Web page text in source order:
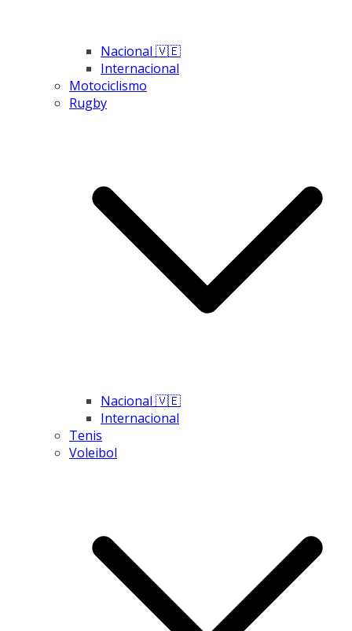
Nacional 🇻🇪
Internacional
Motociclismo
Rugby
Nacional 🇻🇪
Internacional
Tenis
Voleibol